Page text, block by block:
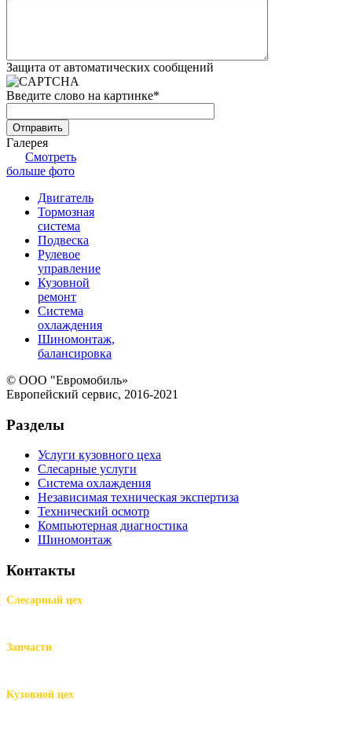
Защита от автоматических сообщений
Введите слово на картинке*
Галерея
Смотреть
больше фото
Двигатель
Тормозная
система
Подвеска
Рулевое
управление
Кузовной
ремонт
Система
охлаждения
Шиномонтаж,
балансировка
© ООО "Евромобиль»
Европейский сервис, 2016-2021
Разделы
Услуги кузовного цеха
Слесарные услуги
Система охлаждения
Независимая техническая экспертиза
Технический осмотр
Компьютерная диагностика
Шиномонтаж
Контакты
Слесарный цех
Запчасти
Кузовной цех